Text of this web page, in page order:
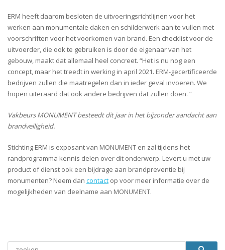
ERM heeft daarom besloten de uitvoeringsrichtlijnen voor het
werken aan monumentale daken en schilderwerk aan te vullen met
voorschriften voor het voorkomen van brand. Een checklist voor de
uitvoerder, die ook te gebruiken is door de eigenaar van het
gebouw, maakt dat allemaal heel concreet. “Het is nu nog een
concept, maar het treedt in werking in april 2021. ERM-gecertificeerde
bedrijven zullen die maatregelen dan in ieder geval invoeren. We
hopen uiteraard dat ook andere bedrijven dat zullen doen. “
Vakbeurs MONUMENT besteedt dit jaar in het bijzonder aandacht aan
brandveiligheid.
Stichting ERM is exposant van MONUMENT en zal tijdens het
randprogramma kennis delen over dit onderwerp. Levert u met uw
product of dienst ook een bijdrage aan brandpreventie bij
monumenten? Neem dan contact op voor meer informatie over de
mogelijkheden van deelname aan MONUMENT.